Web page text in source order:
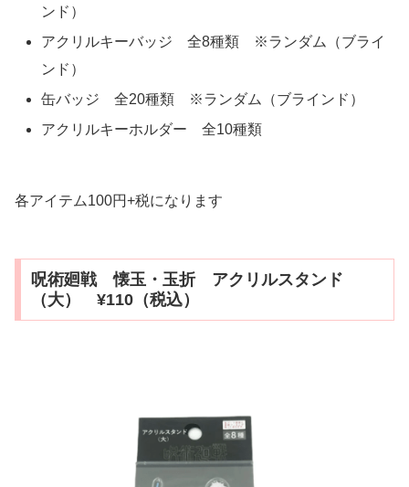
ンド）
アクリルキーバッジ 全8種類 ※ランダム（ブライ
ンド）
缶バッジ 全20種類 ※ランダム（ブラインド）
アクリルキーホルダー 全10種類
各アイテム100円+税になります
呪術廻戦 懐玉・玉折 アクリルスタンド
（大） ¥110（税込）